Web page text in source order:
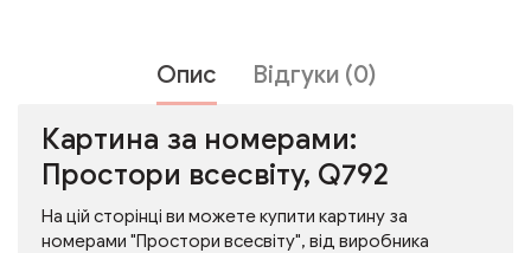
Опис Відгуки (0)
Картина за номерами:
Простори всесвіту, Q792
На цій сторінці ви можете купити картину за
номерами "Простори всесвіту", від виробника